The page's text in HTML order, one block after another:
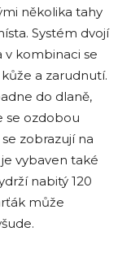
několika tahy
Systém dvojí
v kombinaci se
a zarudnutí.
do dlaně,
se ozdobou
zobrazují na
vybaven také
nabitý 120
může